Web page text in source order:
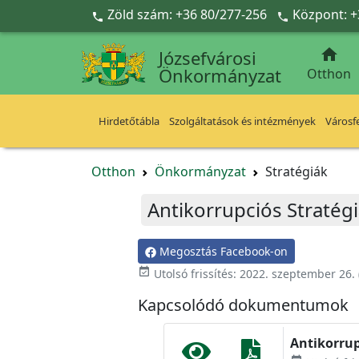
Ugrás a fő tartalomra
 Zöld szám: +36 80/277-256  Központ:
Józsefvárosi
Önkormányzat

Otthon
Hirdetőtábla Szolgáltatások és intézmények
Otthon Önkormányzat Stratégiák
Antikorrupciós
Megosztás Facebook-on
event_available Utolsó frissítés: 2022. szeptember 26.
Kapcsolódó dokumentumok